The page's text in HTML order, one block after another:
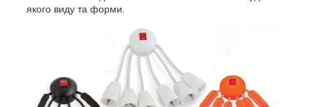
якого виду та форми.